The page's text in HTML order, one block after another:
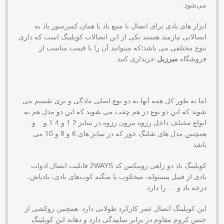
می‌شود.
ابزار های بادی برای اتصال با منبع باد یا همان کمپرسور باد به
اتصالاتی نیازمند هستند یکی از این اتصالات کوپلینگ است که داری
تنوع مختلفی می باشد؛که میتوانید آن را با قیمت مناسب از
فروشگاه میرزبل خریداری کنید.
اما به طور کل همه آنها به دو نوع اصلی مادگی و نری تقسیم می
شوند که این دو نوع در هم چفت می شوند که این دو مدل هم به
انواع مختلف داخل رزوه بیرون رزوه در سایز 1.2 و 1.4 و .. و
همچنین مدل های شلنگ خور که در سایز های 6 و 8 و 10 می
باشد.
کوپلینگ باد دو راهی رونیکس کد 2WAYS قابلیت اتصال ادوات
بادی از قبیل پیستوله، میخکوب یا منگنه کوب‌های بادی، بادپاش،
درجه باد و … را دارد.
این کوپلینگ اتصال عمر کارکرد طولانی دارد. همچنین روکشی از
جنس کروم مقاوم در برابر ساییدگی دارد و دهانه این کوپلینگ